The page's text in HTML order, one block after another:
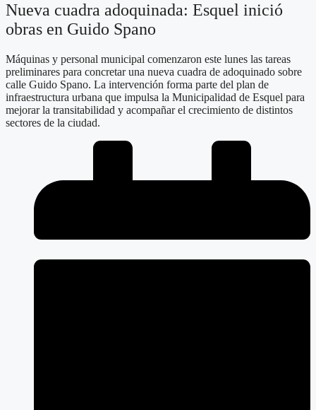
Nueva cuadra adoquinada: Esquel inició
obras en Guido Spano
Máquinas y personal municipal comenzaron este lunes las tareas
preliminares para concretar una nueva cuadra de adoquinado sobre
calle Guido Spano. La intervención forma parte del plan de
infraestructura urbana que impulsa la Municipalidad de Esquel para
mejorar la transitabilidad y acompañar el crecimiento de distintos
sectores de la ciudad.